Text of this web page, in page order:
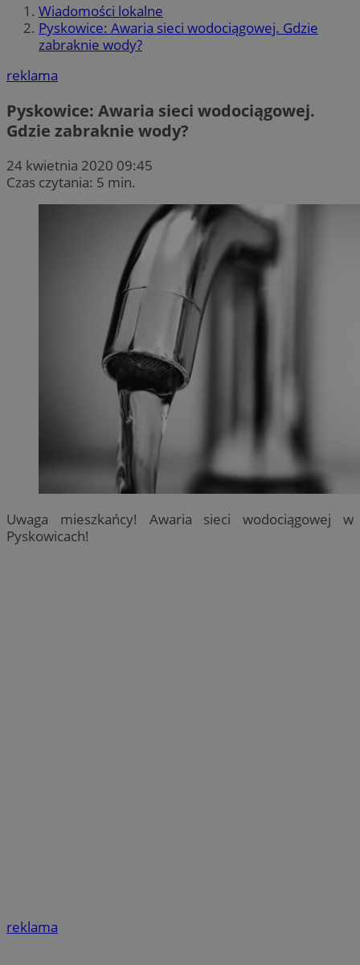
Wiadomości lokalne
Pyskowice: Awaria sieci wodociągowej. Gdzie
zabraknie wody?
reklama
Pyskowice: Awaria sieci wodociągowej.
Gdzie zabraknie wody?
24 kwietnia 2020 09:45
Czas czytania: 5 min.
Uwaga mieszkańcy! Awaria sieci wodociągowej w
Pyskowicach!
reklama